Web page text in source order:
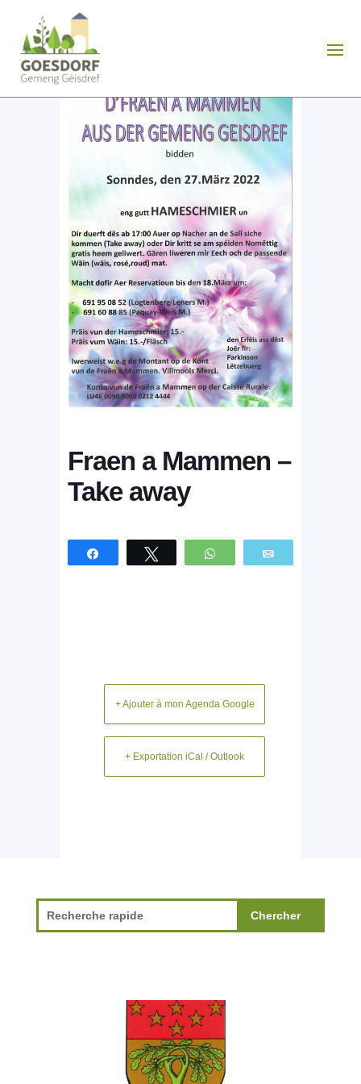
Fraen a Mammen –
Take away
Partagez Tweetez WhatsApp
+ Ajouter à mon Agenda Google
+ Exportation iCal / Outlook